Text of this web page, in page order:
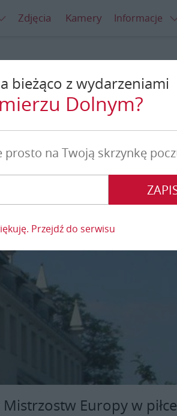
Zdjęcia Kamery Informacje
Europy w piłce
bieżąco z wydarzeniami
Dolnym?
na Twoją skrzynkę
Przejdź do serwisu